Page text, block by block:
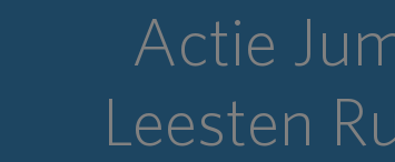
Actie
Leesten